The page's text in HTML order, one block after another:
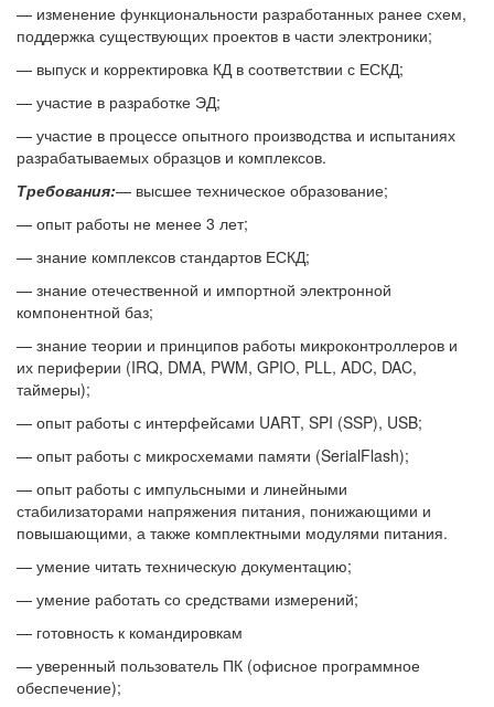
— изменение функциональности разработанных ранее схем,
поддержка существующих проектов в части электроники;
— выпуск и корректировка КД в соответствии с ЕСКД;
— участие в разработке ЭД;
— участие в процессе опытного производства и испытаниях
разрабатываемых образцов и комплексов.
Требования:— высшее техническое образование;
— опыт работы не менее 3 лет;
— знание комплексов стандартов ЕСКД;
— знание отечественной и импортной электронной
компонентной баз;
— знание теории и принципов работы микроконтроллеров и
их периферии (IRQ, DMA, PWM, GPIO, PLL, ADC, DAC,
таймеры);
— опыт работы с интерфейсами UART, SPI (SSP), USB;
— опыт работы с микросхемами памяти (SerialFlash);
— опыт работы с импульсными и линейными
стабилизаторами напряжения питания, понижающими и
повышающими, а также комплектными модулями питания.
— умение читать техническую документацию;
— умение работать со средствами измерений;
— готовность к командировкам
— уверенный пользователь ПК (офисное программное
обеспечение);